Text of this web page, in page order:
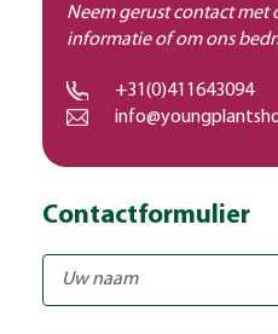
Contactformulier
Neem gerust contact met
informatie of om ons
+31(0)411643094